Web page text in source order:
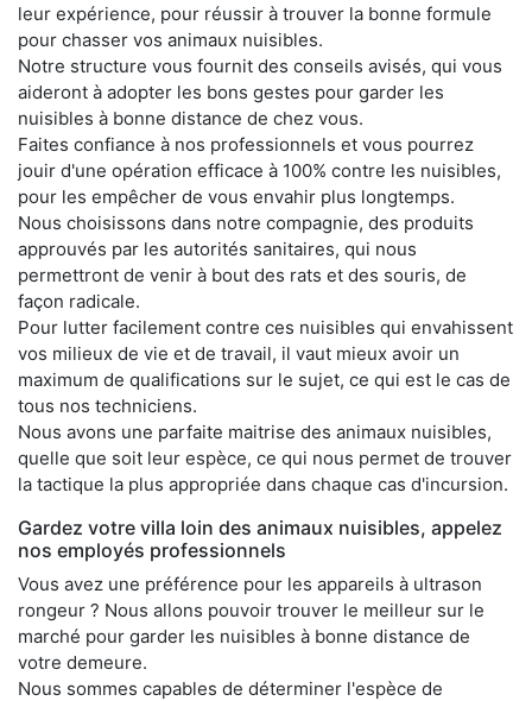
leur expérience, pour réussir à trouver la bonne formule
pour chasser vos animaux nuisibles.
Notre structure vous fournit des conseils avisés, qui vous
aideront à adopter les bons gestes pour garder les
nuisibles à bonne distance de chez vous.
Faites confiance à nos professionnels et vous pourrez
jouir d'une opération efficace à 100% contre les nuisibles,
pour les empêcher de vous envahir plus longtemps.
Nous choisissons dans notre compagnie, des produits
approuvés par les autorités sanitaires, qui nous
permettront de venir à bout des rats et des souris, de
façon radicale.
Pour lutter facilement contre ces nuisibles qui envahissent
vos milieux de vie et de travail, il vaut mieux avoir un
maximum de qualifications sur le sujet, ce qui est le cas de
tous nos techniciens.
Nous avons une parfaite maitrise des animaux nuisibles,
quelle que soit leur espèce, ce qui nous permet de trouver
la tactique la plus appropriée dans chaque cas d'incursion.
Gardez votre villa loin des animaux nuisibles, appelez
nos employés professionnels
Vous avez une préférence pour les appareils à ultrason
rongeur ? Nous allons pouvoir trouver le meilleur sur le
marché pour garder les nuisibles à bonne distance de
votre demeure.
Nous sommes capables de déterminer l'espèce de